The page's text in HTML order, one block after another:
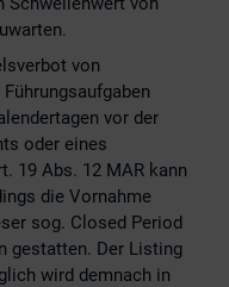
von
vor der
oder eines
19 Abs. 12 MAR kann
die Vornahme
sog. Closed Period
gestatten. Der Listing
wird demnach in